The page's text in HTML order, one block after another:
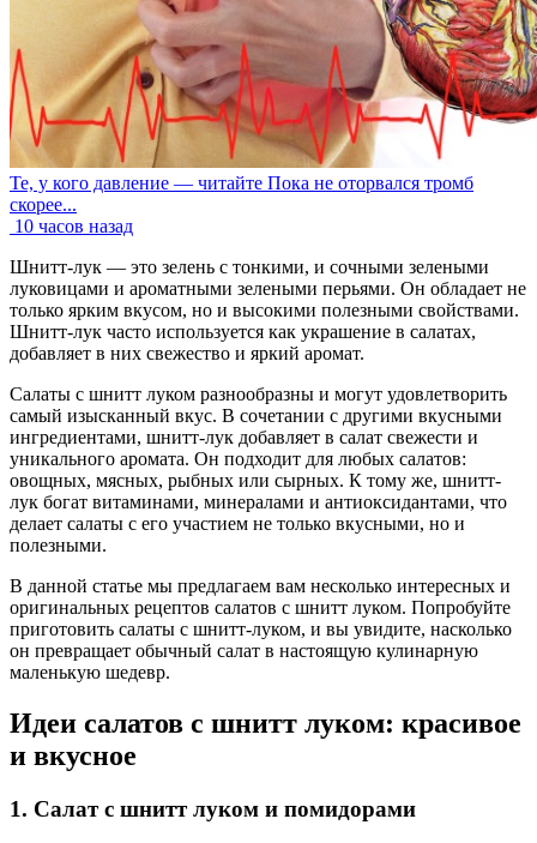
Те, у кого давление — читайте Пока не оторвался тромб
скорее...
10 часов назад
Шнитт-лук — это зелень с тонкими, и сочными зелеными
луковицами и ароматными зелеными перьями. Он обладает не
только ярким вкусом, но и высокими полезными свойствами.
Шнитт-лук часто используется как украшение в салатах,
добавляет в них свежество и яркий аромат.
Салаты с шнитт луком разнообразны и могут удовлетворить
самый изысканный вкус. В сочетании с другими вкусными
ингредиентами, шнитт-лук добавляет в салат свежести и
уникального аромата. Он подходит для любых салатов:
овощных, мясных, рыбных или сырных. К тому же, шнитт-
лук богат витаминами, минералами и антиоксидантами, что
делает салаты с его участием не только вкусными, но и
полезными.
В данной статье мы предлагаем вам несколько интересных и
оригинальных рецептов салатов с шнитт луком. Попробуйте
приготовить салаты с шнитт-луком, и вы увидите, насколько
он превращает обычный салат в настоящую кулинарную
маленькую шедевр.
Идеи салатов с шнитт луком: красивое
и вкусное
1. Салат с шнитт луком и помидорами